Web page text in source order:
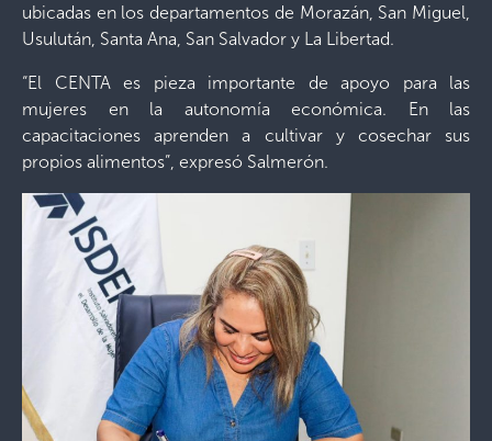
ubicadas en los departamentos de Morazán, San Miguel,
Usulután, Santa Ana, San Salvador y La Libertad.
“El CENTA es pieza importante de apoyo para las
mujeres en la autonomía económica. En las
capacitaciones aprenden a cultivar y cosechar sus
propios alimentos”, expresó Salmerón.